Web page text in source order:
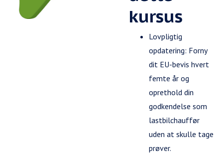
kursus
Lovpligtig
opdatering: Forny
dit EU-bevis hvert
femte år og
oprethold din
godkendelse som
lastbilchauffør
uden at skulle tage
prøver.